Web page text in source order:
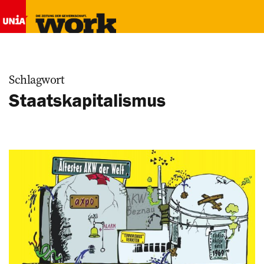
Schlagwort
Staatskapitalismus